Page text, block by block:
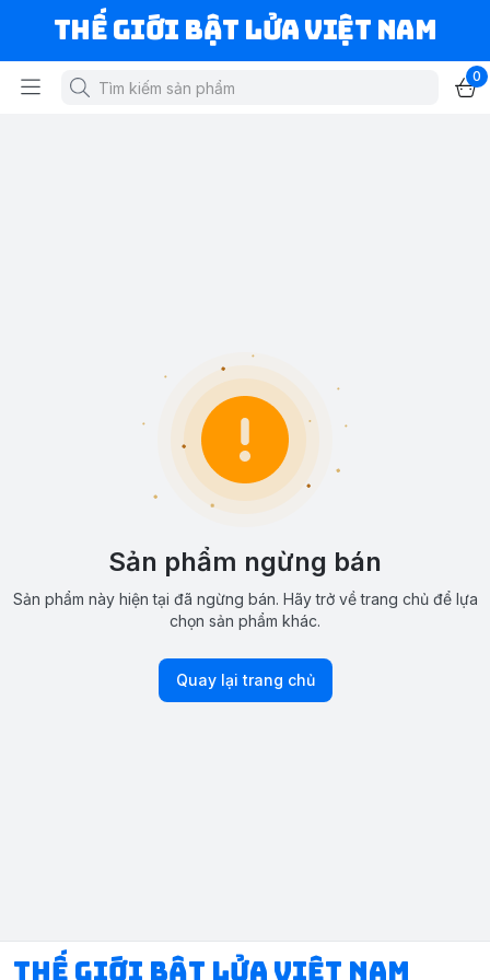
Thế Giới Bật Lửa Việt Nam
0
Sản phẩm ngừng bán
Sản phẩm này hiện tại đã ngừng bán. Hãy trở về trang chủ để lựa
chọn sản phẩm khác.
Quay lại trang chủ
Thế Giới Bật Lửa Việt Nam